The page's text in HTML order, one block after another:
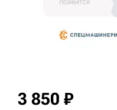
3 850 ₽
sksale@skdst.ru